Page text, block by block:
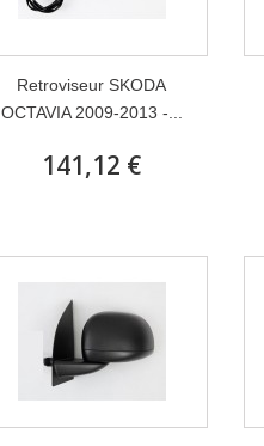
Retroviseur SKODA
OCTAVIA 2009-2013 -...
141,12 €